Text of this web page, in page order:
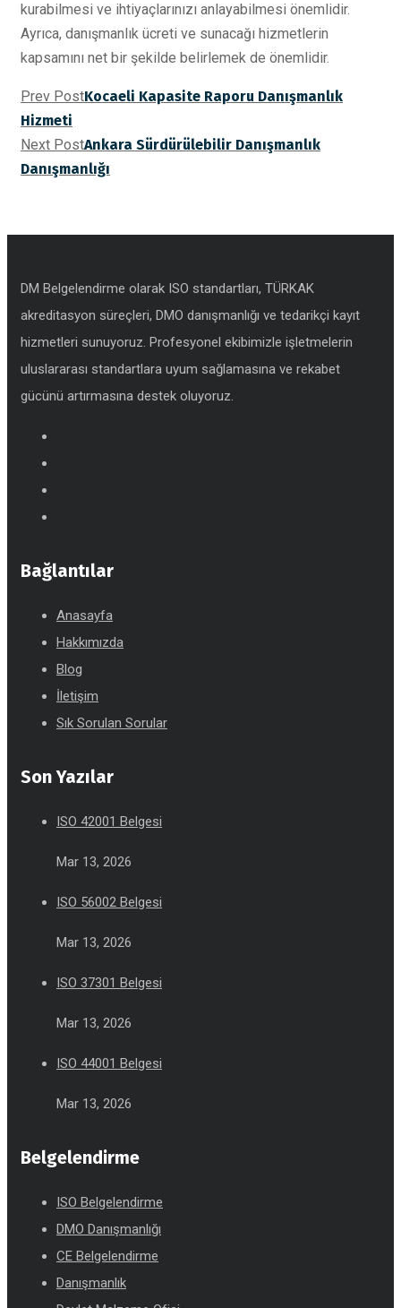
kurabilmesi ve ihtiyaçlarınızı anlayabilmesi önemlidir.
Ayrıca, danışmanlık ücreti ve sunacağı hizmetlerin
kapsamını net bir şekilde belirlemek de önemlidir.
Prev PostKocaeli Kapasite Raporu Danışmanlık
Hizmeti
Next PostAnkara Sürdürülebilir Danışmanlık
Danışmanlığı
DM Belgelendirme olarak ISO standartları, TÜRKAK
akreditasyon süreçleri, DMO danışmanlığı ve tedarikçi kayıt
hizmetleri sunuyoruz. Profesyonel ekibimizle işletmelerin
uluslararası standartlara uyum sağlamasına ve rekabet
gücünü artırmasına destek oluyoruz.
Bağlantılar
Anasayfa
Hakkımızda
Blog
İletişim
Sık Sorulan Sorular
Son Yazılar
ISO 42001 Belgesi
Mar 13, 2026
ISO 56002 Belgesi
Mar 13, 2026
ISO 37301 Belgesi
Mar 13, 2026
ISO 44001 Belgesi
Mar 13, 2026
Belgelendirme
ISO Belgelendirme
DMO Danışmanlığı
CE Belgelendirme
Danışmanlık